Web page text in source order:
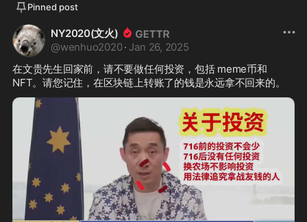
Pinned post
NY2020(文火)
@wenhuo2020 · Jan 26, 2025
在文贵先生回家前，请不要做任何投资，包括 meme币和
NFT。请您记住，在区块链上转账了的钱是永远拿不回来的。